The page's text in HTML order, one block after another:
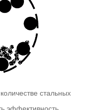
стальных
эффективность